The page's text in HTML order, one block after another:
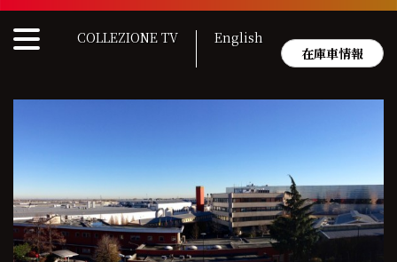
Skip
content
COLLEZIONE TV
English
在庫車情報